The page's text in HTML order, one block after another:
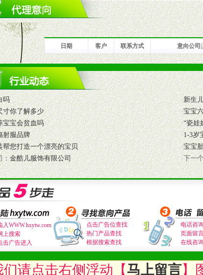
统一最低渠道价格，统一最低零售价销售，保证良性的价格体系
的资金实力，良好的商业信誉，具备地理区位优势。
域经销商利益，不得窜货。
持
培训支持
业务拓展能手、专业营养师、儿童营养专家为客户提供包括销售
品支持
的产品手册、妈妈手册、VI手册、专柜、POP终端宣传物料、多
活动支持
需要，为代理商、经销商提供活动策划，物料支持、人员支持等
媒体、杂志、直销目录等全国性投放，扩大产品体宣传支持
媒体、杂志、直销目录等全国性投放，扩大产品宣传，提高产品
的售后服务支持
商相应区域内的独家垄断性经营权益。
管理支持，根据经销商销售情况派人员驻地指导。
价格的波动，并给予相应的政策，充分保证经销产品丰厚的利润空
的退换货保障制度，保证经销商合作零风险。
的推出各种终端促销活动来帮助经销商启动和拉动市场销售，提
试用装等）
支持，使经销商商融入公司经营中，充分了解来自公司的行销
、快捷、灵活、安全、高效和准确的后勤配送物。
国际前缘产品，完善母婴、儿童产品品类，为中国妈妈、宝宝
日期 客户 联系方式 意向公司
吗 ·新生
寸你了解多少 ·宝宝
宝宝会贫血吗 ·“瓷娃
射服品牌 ·1-3岁
帮您打造一个漂亮的宝贝 ·宝宝
：金酷儿服饰有限公司 ·下一
入WWW.hxytw.com
上搜索
击广告进入
点击广告位查找
热门产品查找
根据搜索查找
电话咨
页面留
在线咨询
请点击右侧浮动【马上留言】